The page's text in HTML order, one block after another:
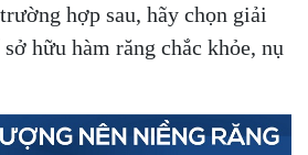
hợp sau, hãy chọn giải
hữu hàm răng chắc khỏe, nụ